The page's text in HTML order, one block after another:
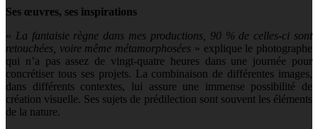
Ses œuvres, ses inspirations
« La fantaisie règne dans mes productions, 90 % de celles-ci sont
retouchées, voire même métamorphosées » explique le photographe
qui n’a pas assez de vingt-quatre heures dans une journée pour
concrétiser tous ses projets. La combinaison de différentes images,
dans différents contextes, lui assure une immense possibilité de
création visuelle. Ses sujets de prédilection sont souvent les éléments
de la nature.